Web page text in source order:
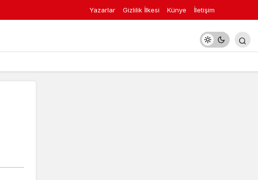
Yazarlar Gizlilik İlkesi Künye İletişim